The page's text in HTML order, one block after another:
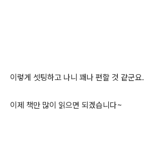
이렇게 셋팅하고 나니 꽤나 편할 것 같군요.
이제 책만 많이 읽으면 되겠습니다~